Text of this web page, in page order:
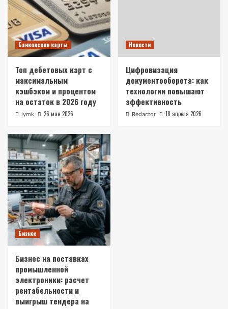
Банковские карты
Топ дебетовых карт с
максимальным
кэшбэком и процентом
на остаток в 2026 году
lymk 26 мая 2026
Новости
Цифровизация
документооборота: как
технологии повышают
эффективность
Redactor 18 апреля 2026
Бизнес
Бизнес на поставках
промышленной
электроники: расчет
рентабельности и
выигрыш тендера на